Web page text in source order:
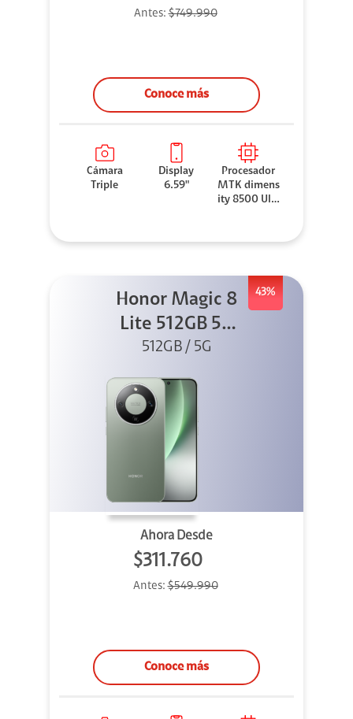
Antes:$749.990
Conoce más
Cámara
Triple
Display
6.59"
Procesador
MTK dimens
ity 8500 Ultr
43%
Honor Magic 8
Lite 512GB 5G
Verde
512GB / 5G
Ahora Desde
$311.760
Antes:$549.990
Conoce más